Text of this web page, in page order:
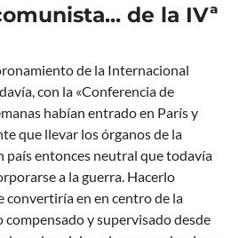
de la IVª
de la Internacional
con la «Conferencia de
habían entrado en París y
que llevar los órganos de la
país entonces neutral que todavía
a la guerra. Hacerlo
convertiría en en centro de la
y supervisado desde